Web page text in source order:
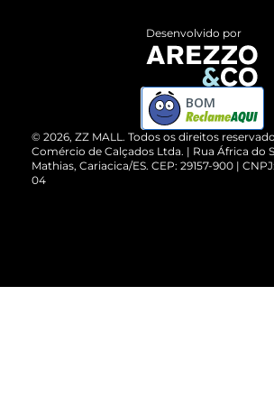
ZZ MALL é confiável
Cartão Presente
Vendas Corporativas
Devolução do Produto
Compre pelo WhatsApp
© 2026, ZZ MALL. Todos os direitos
Comércio de Calçados Ltda. | Rua África do
Mathias, Cariacica/ES. CEP: 29157-900 |
04
Desenvolvido por
BOM